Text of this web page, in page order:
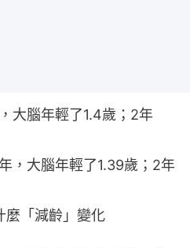
大腦年輕了1.4歲；2年
，大腦年輕了1.39歲；2年
麼「減齡」變化